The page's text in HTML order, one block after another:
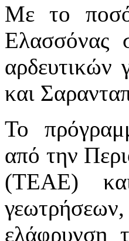
Με το
Ελασσόνας
αρδευτικών
και
Το
από την
(ΤΕΑΕ) και
γεωτρήσεων,
ελάφρυνση